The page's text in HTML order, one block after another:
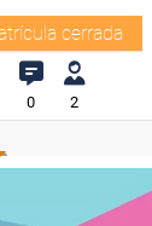
cerrada
0 2